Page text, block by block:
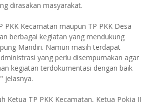
dirasakan masyarakat.
PKK Kecamatan maupun TP PKK Desa
berbagai kegiatan yang mendukung
Mandiri. Namun masih terdapat
yang perlu disempurnakan agar
kegiatan terdokumentasi dengan baik
jelasnya.
Ketua TP PKK Kecamatan, Ketua Pokja II